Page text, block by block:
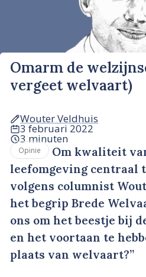
Omarm de
vergeet welvaart)
Wouter Veldhuis
3 februari 2022
3 minuten
Opinie
Om kwaliteit
leefomgeving centraal
volgens columnist
het begrip Brede
ons om het beestje bij
en het voortaan te
plaats van welvaart?”